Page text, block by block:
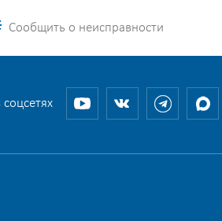
Сообщить о неисправности